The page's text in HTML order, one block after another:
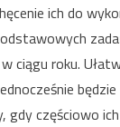
ich do
ciągu roku.
gdy częściowo